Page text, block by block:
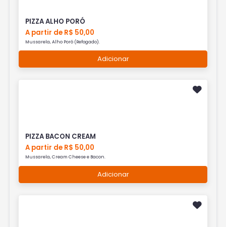
PIZZA ALHO PORÓ
A partir de R$ 50,00
Mussarela, Alho Poró (Refogado).
Adicionar
PIZZA BACON CREAM
A partir de R$ 50,00
Mussarela, Cream Cheese e Bacon.
Adicionar